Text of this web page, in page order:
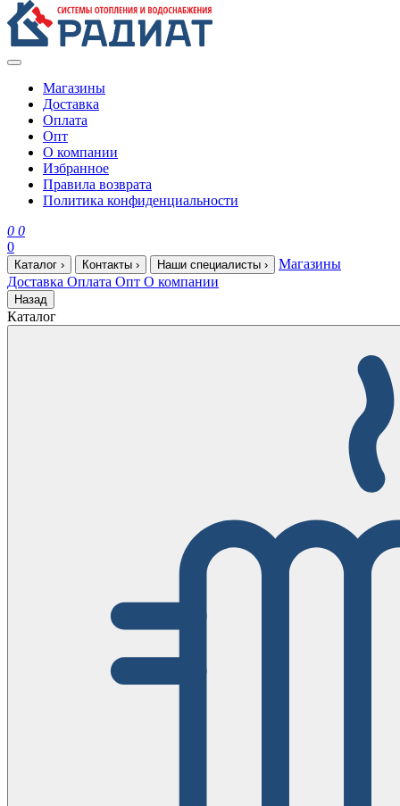
Магазины
Доставка
Оплата
Опт
О компании
Избранное
Правила возврата
Политика конфиденциальности
0 0
0
Каталог › Контакты › Наши специалисты ›
Магазины
Доставка Оплата Опт О компании
Назад
Каталог